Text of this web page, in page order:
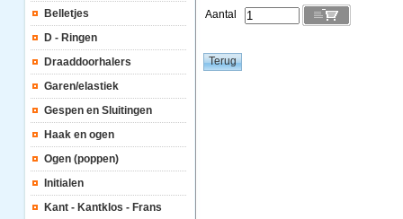
Belletjes
D - Ringen
Draaddoorhalers
Garen/elastiek
Gespen en Sluitingen
Haak en ogen
Ogen (poppen)
Initialen
Kant - Kantklos - Frans
Aantal